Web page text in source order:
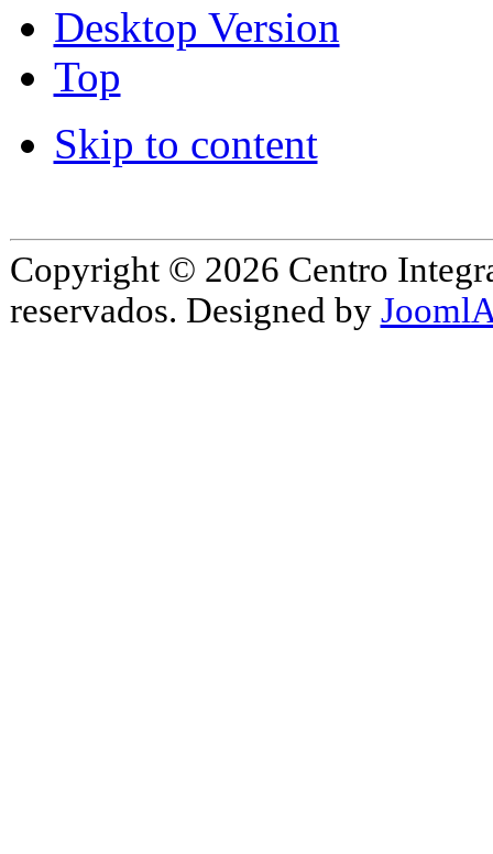
Desktop Version
Top
Skip to content
Copyright © 2026 Centro
reservados. Designed by